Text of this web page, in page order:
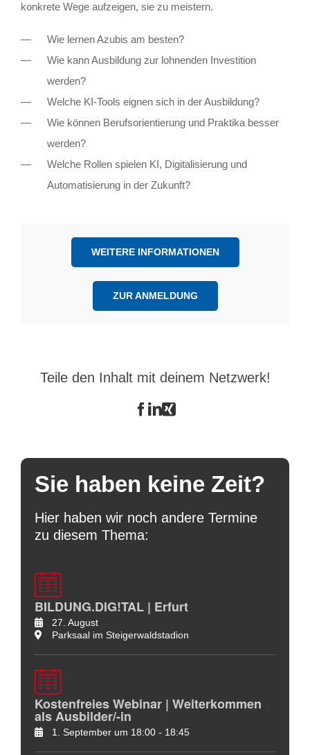
konkrete Wege aufzeigen, sie zu meistern.
Wie lernen Azubis am besten?
Wie kann Ausbildung zur lohnenden Investition
werden?
Welche KI-Tools eignen sich in der Ausbildung?
Wie können Berufsorientierung und Praktika besser
werden?
Welche Rollen spielen KI, Digitalisierung und
Automatisierung in der Zukunft?
WEITERE INFORMATIONEN
ZUR ANMELDUNG
Teile den Inhalt mit deinem Netzwerk!
Sie haben keine Zeit?
Hier haben wir noch andere Termine
zu diesem Thema:
BILDUNG.DIG!TAL | Erfurt
27. August
Parksaal im Steigerwaldstadion
Kostenfreies Webinar | Weiterkommen
als Ausbilder/-in
1. September um 18:00 - 18:45